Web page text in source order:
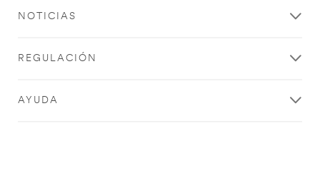
NOTICIAS
REGULACIÓN
AYUDA